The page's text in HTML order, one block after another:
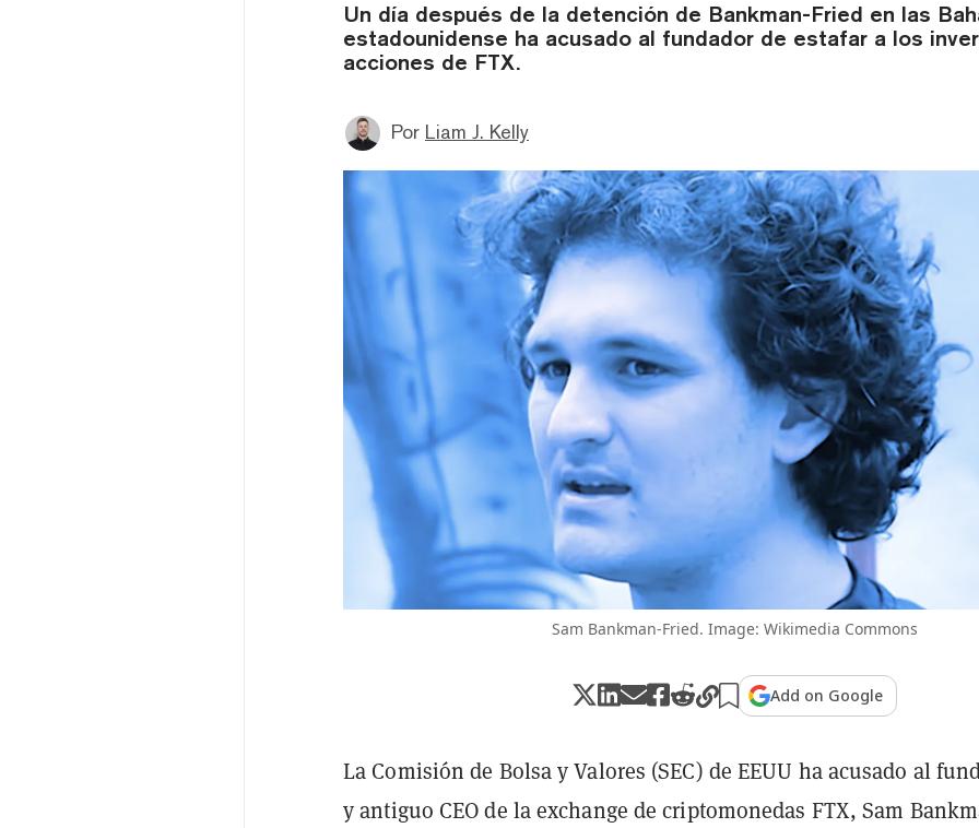
Un día después de la detención de Bankman-Fried en las
estadounidense ha acusado al fundador de estafar a los
acciones de FTX.
Por Liam J. Kelly
Sam Bankman-Fried. Image: Wikimedia Commons
Add on Google
La Comisión de Bolsa y Valores (SEC) de EEUU ha acusado al
y antiguo CEO de la exchange de criptomonedas FTX, Sam